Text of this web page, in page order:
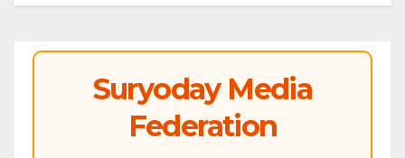
Suryoday Media
Federation